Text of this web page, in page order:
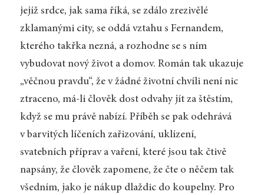
jejíž srdce, jak sama říká, se zdálo zrezivělé
zklamanými city, se oddá vztahu s Fernandem,
kterého takřka nezná, a rozhodne se s ním
vybudovat nový život a domov. Román tak ukazuje
„věčnou pravdu“, že v žádné životní chvíli není nic
ztraceno, má-li člověk dost odvahy jít za štěstím,
když se mu právě nabízí. Příběh se pak odehrává
v barvitých líčeních zařizování, uklízení,
svatebních příprav a vaření, které jsou tak čtivě
napsány, že člověk zapomene, že čte o něčem tak
všedním, jako je nákup dlaždic do koupelny. Pro